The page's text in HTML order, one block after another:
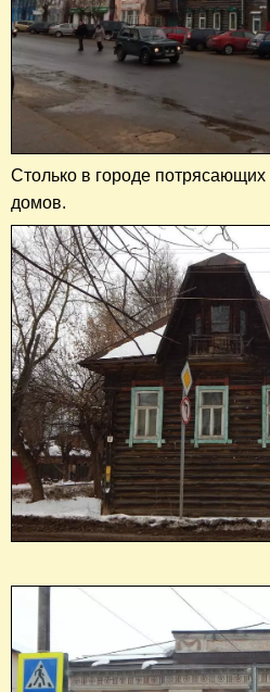
​Столько в городе потрясающих
домов.